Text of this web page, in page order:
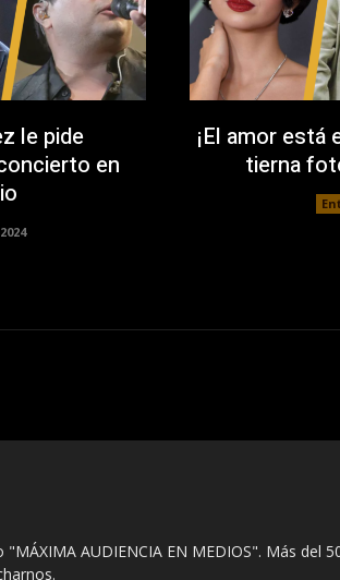
le pide
en
¡El amor está
tierna
AUDIENCIA EN MEDIOS". Más del